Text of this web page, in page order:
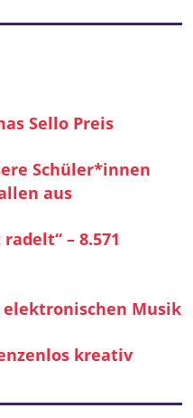
Sello Preis
Schüler*innen
aus
– 8.571
Musik
kreativ